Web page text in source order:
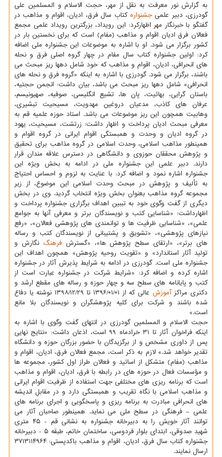
به گزارش نور معرفت به نقل از مهر، حجت الاسلام و المسلمین علی
گودرزی، دبیر علمیجشنواره کتابِ سال فرق، ادیان، اقوام و مذاهب در
گفتگو با خبرنگار مهر اظهارکرد: این رویداد، بزرگترین رویداد علمی مجمع
فعالان فرق ادیان اقوام و مذاهب (مفام) است که برای نخستین بار در
کشور برگزار می شود. او با اشاره به موضوعات این جشنواره ملی اضافه
کرد: اولین جشنواره کتاب سال مفام در چهار گروه اصلی فرق و نحله
های انحرافی، ادیان، اقوام و مذاهب که خود شامل دهها ریز مبحث می
باشند، برگزار می شود. گودرزی با اشاره به اینکه «گروه فرق و نحله های
انحرافی» شامل دهها ریز مبحث می باشد، بیان داشت: انجمن حجتیه،
باستان گرایی، بهائیت، پان ها، تشیع انگلیسی، صوفیه، صهیونیسم،
عرفان های کاذب، مدعیان دروغین مهدویت، مسیحیت تبشیری،
وهابیت همچون این ریز موضوعات می باشد. استاد حوزه علمیه قم به
معرفی مبحث ادیان پرداخت و اظهار داشت: زرتشت، مسیحیت، یهود
در گروه ادیان و وحدت و همبستگی اقوام ایرانی در گروه اقوام و
همینطور مذاهب اسلامی، وحدت اسلامی در گروه مذاهب برای تحقیق
و پژوهش محققان حوزوی و دانشگاهی در دسترس علاقه مندان قرار
دارند. دبیر علمی این جشنواره ملی در ادامه به بخش ویژه این
جشنواره اشاره نمود و اضافه کرد: با عنایت به لزوم و احساس احتیاج
به تألیف و پژوهش در مبحث وحدت اسلامی این موضوع، از زیر
مجموعه گروه مذاهب بعنوان بخش ویژه انتخاب گردید. وی در بخش
دیگری از گفت وگوی خود به تببین اهداف برگزاری جشنواره پرداخت و
اظهارداشت: «شناسایی کتب و نویسندگان برتر و معرفی آنها به جوامع
علمی»، «شناسایی ظرفیت ها و توانمندی های پژوهشی فعالان»، «رفع
نیازهای پژوهشی»، «تشویق و پشتیبانی از نویسندگان کتب و رساله
های برتر»، «ارتقای سطح پژوهش ها»، «گسترشفرهنگ نگارش و
تولید آثار استاندارد» و «تقویت روحیه پژوهش» همچون اهداف این
جشنواره ملی است. گودرزی در ادامه به شرایط پذیرش آثار در جشنواره
اشاره کرده و اضافه کرد: «شرایط شرکت در جشنواره عبارت است از
کتب و پایانامه های سطح سه و چهار حوزه و رساله های مقطع ارشد و
دکتری مراکزآموزش
عالی که از ۰۱/‏۰۱/‏۱۳۹۶‬ تا ۲۹/‏۱۲/‏۱۳۹۸‬ نوشته یا دفاع
شده باشند و شرکت برای کلیه پژوهشگران و نویسندگان بلا مانع
است.»
حجت الاسلام و المسلمین گودرزی در انتهای گفت وگوی با اشاره به
اینکه فراخوان آثار تا ۳۱ خرادماه ۹۹ است، اذعان داشت: «نتایج نهایی
پس از داوری مشخص و از برگزیدگان با حضور بزرگان حوزه و دانشگاه
تقدیر خواهد شد.» لازم به ذکر است، مجمع فعالان فرق، ادیان، اقوام و
مذاهب (مفام) متشکل از اساتید و فعالان طراز اول کشور، مجموعه ها
و مؤسسات فعال در حوزه های در رابطه با فرق، ادیان، اقوام و مذاهب
است که برنامه ریزی های مختلفی جهت استفاده از ظرفیت اقوام ایرانی
و مذاهب اسلامی با نگاه تقریب و همبستگی دارد و در مقابلِ اندیشه
های انحرافی مبادرت به برنامه ریزی و پاسخگویی و اجرای برنامه های
علمی – فرهنگی در سطح ملی می نماید. همینطور صاحبان آثار می
توانند آثار خویش را به دبیرخانه جشنواره به نشانی قم - ۴۵ متری
شهید صدوقی، ابتدای بلوار فردوسی، ساختمان خاتم، طبقه ۵ - دبیرخانه
جشنواره کتاب سال فرق، ادیان، اقوام و مذاهب باکدپستی: ۳۷۱۳۱۱۴۹۶۴
ارسال نمایند.